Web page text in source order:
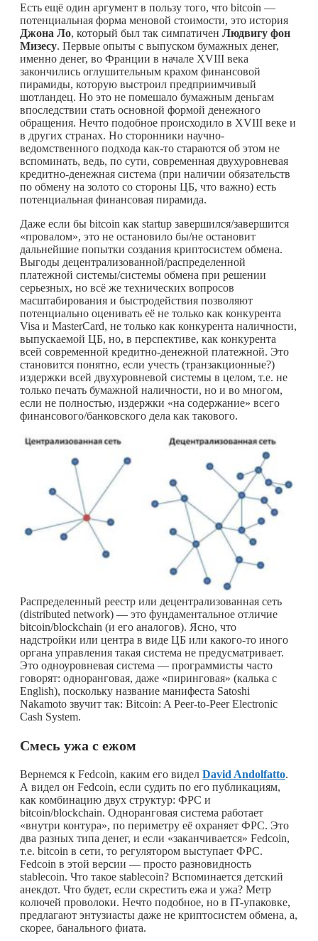
Есть ещё один аргумент в пользу того, что bitcoin —
потенциальная форма меновой стоимости, это история
Джона Ло, который был так симпатичен Людвигу фон
Мизесу. Первые опыты с выпуском бумажных денег,
именно денег, во Франции в начале XVIII века
закончились оглушительным крахом финансовой
пирамиды, которую выстроил предприимчивый
шотландец. Но это не помешало бумажным деньгам
впоследствии стать основной формой денежного
обращения. Нечто подобное происходило в XVIII веке и
в других странах. Но сторонники научно-
ведомственного подхода как-то стараются об этом не
вспоминать, ведь, по сути, современная двухуровневая
кредитно-денежная система (при наличии обязательств
по обмену на золото со стороны ЦБ, что важно) есть
потенциальная финансовая пирамида.
Даже если бы bitcoin как startup завершился/завершится
«провалом», это не остановило бы/не остановит
дальнейшие попытки создания криптосистем обмена.
Выгоды децентрализованной/распределенной
платежной системы/системы обмена при решении
серьезных, но всё же технических вопросов
масштабирования и быстродействия позволяют
потенциально оценивать её не только как конкурента
Visa и MasterCard, не только как конкурента наличности,
выпускаемой ЦБ, но, в перспективе, как конкурента
всей современной кредитно-денежной платежной. Это
становится понятно, если учесть (транзакционные?)
издержки всей двухуровневой системы в целом, т.е. не
только печать бумажной наличности, но и во многом,
если не полностью, издержки «на содержание» всего
финансового/банковского дела как такового.
Распределенный реестр или децентрализованная сеть
(distributed network) — это фундаментальное отличие
bitcoin/blockchain (и его аналогов). Ясно, что
надстройки или центра в виде ЦБ или какого-то иного
органа управления такая система не предусматривает.
Это одноуровневая система — программисты часто
говорят: одноранговая, даже «пиринговая» (калька с
English), поскольку название манифеста Satoshi
Nakamoto звучит так: Bitcoin: A Peer-to-Peer Electronic
Cash System.
Смесь ужа с ежом
Вернемся к Fedcoin, каким его видел David Andolfatto.
А видел он Fedcoin, если судить по его публикациям,
как комбинацию двух структур: ФРС и
bitcoin/blockchain. Одноранговая система работает
«внутри контура», по периметру её охраняет ФРС. Это
два разных типа денег, и если «заканчивается» Fedcoin,
т.е. bitcoin в сети, то регулятором выступает ФРС.
Fedcoin в этой версии — просто разновидность
stablecoin. Что такое stablecoin? Вспоминается детский
анекдот. Что будет, если скрестить ежа и ужа? Метр
колючей проволоки. Нечто подобное, но в IT-упаковке,
предлагают энтузиасты даже не криптосистем обмена, а,
скорее, банального фиата.